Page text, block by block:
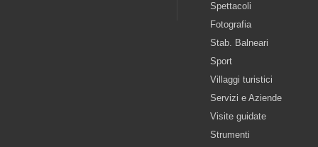
Spettacoli
Fotografia
Stab. Balneari
Sport
Villaggi turistici
Servizi e Aziende
Visite guidate
Strumenti